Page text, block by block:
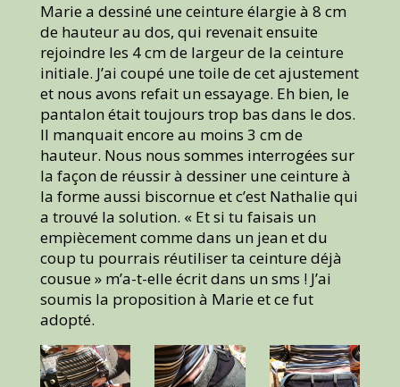
Marie a dessiné une ceinture élargie à 8 cm
de hauteur au dos, qui revenait ensuite
rejoindre les 4 cm de largeur de la ceinture
initiale. J’ai coupé une toile de cet ajustement
et nous avons refait un essayage. Eh bien, le
pantalon était toujours trop bas dans le dos.
Il manquait encore au moins 3 cm de
hauteur. Nous nous sommes interrogées sur
la façon de réussir à dessiner une ceinture à
la forme aussi biscornue et c’est Nathalie qui
a trouvé la solution. « Et si tu faisais un
empiècement comme dans un jean et du
coup tu pourrais réutiliser ta ceinture déjà
cousue » m’a-t-elle écrit dans un sms ! J’ai
soumis la proposition à Marie et ce fut
adopté.